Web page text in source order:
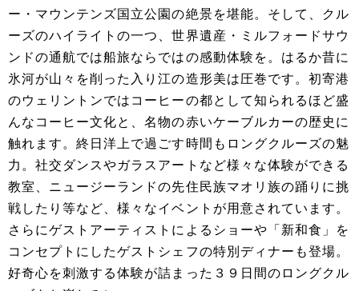
ー・マウンテンズ国立公園の絶景を堪能。そして、クル
ーズのハイライトの一つ、世界遺産・ミルフォードサウ
ンドの通航では船旅ならではの感動体験を。はるか昔に
氷河が山々を削った入り江の造形美は圧巻です。初寄港
のウェリントンではコーヒーの都として知られるほど盛
んなコーヒー文化と、名物の赤いケーブルカーの歴史に
触れます。終日洋上で過ごす時間もロングクルーズの魅
力。社交ダンスやガラスアートなど様々な体験ができる
教室、ニュージーランドの先住民族マオリ族の踊りに挑
戦したり等など、様々なイベントが用意されています。
さらにゲストアーティストによるショーや「新和食」を
コンセプトにしたゲストシェフの特別ディナーも登場。
好奇心を刺激する体験が詰まった３９日間のロングクル